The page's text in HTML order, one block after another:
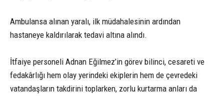
Ambulansa alınan yaralı, ilk müdahalesinin ardından
hastaneye kaldırılarak tedavi altına alındı.
İtfaiye personeli Adnan Eğilmez’in görev bilinci, cesareti ve
fedakârlığı hem olay yerindeki ekiplerin hem de çevredeki
vatandaşların takdirini toplarken, zorlu kurtarma anları da